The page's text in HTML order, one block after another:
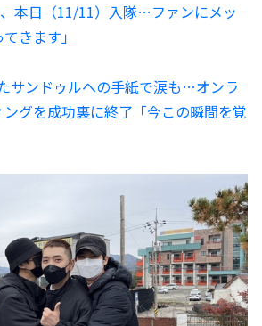
、本日（11/11）入隊…ファンにメッ
きます」
サンドゥルへの手紙で涙も…オンラ
グを成功裏に終了「今この瞬間を覚